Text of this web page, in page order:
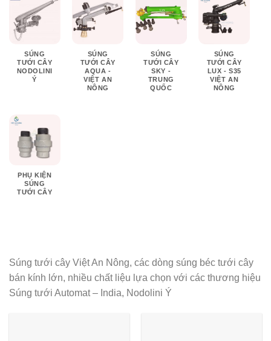
SÚNG
TƯỚI CÂY
NODOLINI
Ý
SÚNG
TƯỚI CÂY
AQUA -
VIỆT AN
NÔNG
SÚNG
TƯỚI CÂY
SKY -
TRUNG
QUỐC
SÚNG
TƯỚI CÂY
LUX - S35
VIỆT AN
NÔNG
PHỤ KIỆN
SÚNG
TƯỚI CÂY
Súng tưới cây Việt An Nông, các dòng súng béc tưới cây
bán kính lớn, nhiều chất liệu lựa chọn với các thương hiệu
Súng tưới Automat – India, Nodolini Ý